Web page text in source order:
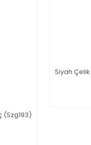
(Szg193)
Siyah Çelik